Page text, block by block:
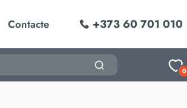
Contacte +373 60 701 010
0